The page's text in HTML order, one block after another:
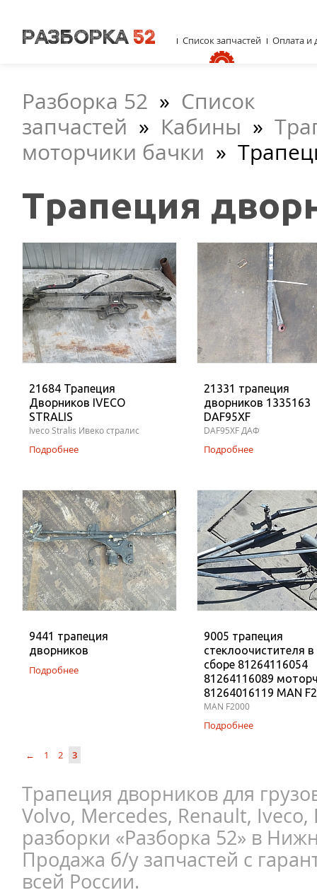
Разборка 52 » Список
запчастей » Кабины »
моторчики бачки »
Трапеция
21684 Трапеция
Дворников IVECO
STRALIS
Iveco Stralis Ивеко стралис
Подробнее
21331 трапеция
дворников 1335163
DAF95XF
DAF95XF ДАФ
Подробнее
9441 трапеция
дворников
Подробнее
9005 трапеция
стеклоочистителя в
сборе 81264116054
81264116089
81264016119 MAN
MAN F2000
Подробнее
← 1 2 3
Трапеция дворников для
Volvo, Mercedes, Renault, Iveco,
разборки «Разборка 52» в
Продажа б/у запчастей с
всей России.
Список запчастей Оплата и